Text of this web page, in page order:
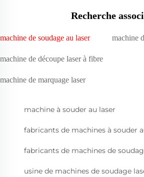
Recherche
machine de soudage au laser machine
machine de découpe laser à fibre
machine de marquage laser
machine à souder au laser
fabricants de machines à souder
fabricants de machines de
usine de machines de soudage